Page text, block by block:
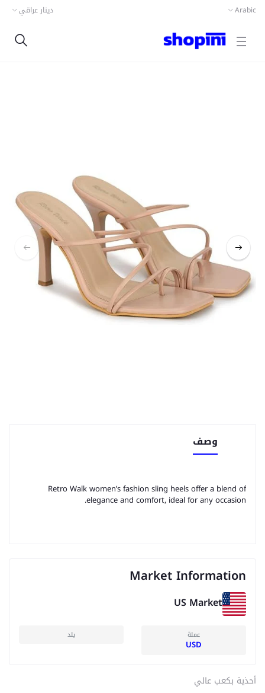
Arabic دينار عراقي
وصف
Retro Walk women’s fashion sling heels offer a blend of
elegance and comfort, ideal for any occasion.
Market Information
US Market
عملة
USD
بلد
أحذية بكعب عالي